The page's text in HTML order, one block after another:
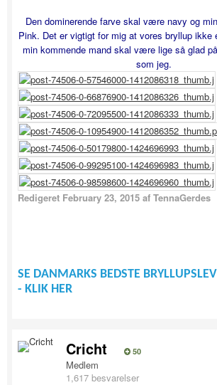
Den dominerende farve skal være navy og
Pink. Det er vigtigt for mig at vores bryllup ikke
min kommende mand skal være lige så glad
som jeg.
Redigeret February 23, 2015 af TennaGerdes
SE DANMARKS BEDSTE
- KLIK HER
Cricht 50
Medlem
1,617 besvarelser